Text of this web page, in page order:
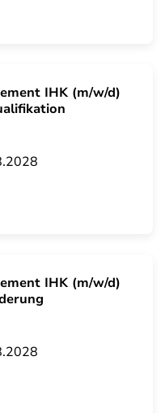
IHK (m/w/d)
IHK (m/w/d)